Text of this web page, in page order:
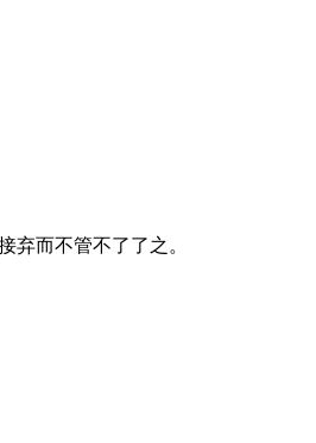
弃而不管不了了之。